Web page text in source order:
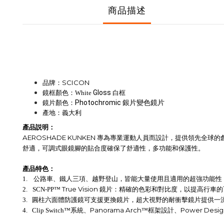
商品描述
品牌： SCICON
鏡框顏色：White Gloss 白框
鏡片顏色： Photochromic 銀片變色鏡片
產地：義大利
產品説明：
AEROSHADE KUNKEN 專為專業運動人員而設計，提供領先全球
舒適，可調式眼鏡腳的貼合度確保了舒適性，多功能和保護性。
產品特色：
1.
公路車、鐵人三項、越野登山，皆能大量使用且適用的超強功能性
2.
SCN-PP™ True Vision 鏡片：精確的色彩和對比度，以提高行車
3.
圓柱六面體防護鏡可支援更換鏡片，超大視野的耐衝擊鏡片提供一
4. Clip Switch™系統、 Panorama Arch™框架設計、 Power